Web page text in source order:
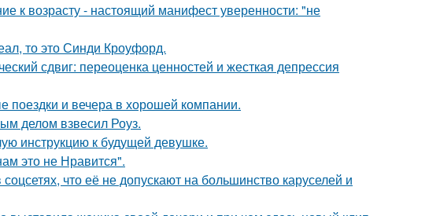
к возрасту - настоящий манифест уверенности: "не
то это Синди Кроуфорд.
сдвиг: переоценка ценностей и жесткая депрессия
и вечера в хорошей компании.
делом взвесил Роуз.
инструкцию к будущей девушке.
это не Нравится".
что её не допускают на большинство каруселей и